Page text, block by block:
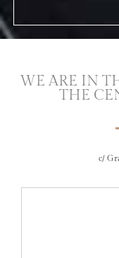
WE ARE IN
THE
c/